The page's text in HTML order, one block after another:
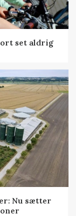
set aldrig
Nu sætter